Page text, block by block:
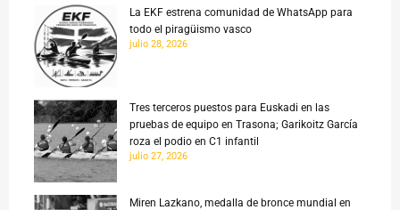
La EKF estrena comunidad de WhatsApp para
todo el piragüismo vasco
julio 28, 2026
Tres terceros puestos para Euskadi en las
pruebas de equipo en Trasona; Garikoitz García
roza el podio en C1 infantil
julio 27, 2026
Miren Lazkano, medalla de bronce mundial en